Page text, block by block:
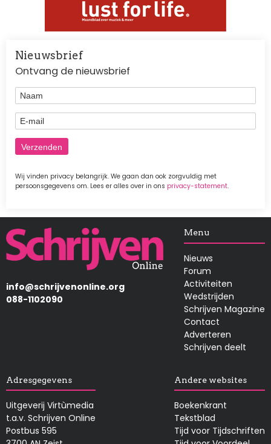
Nieuwsbrief
Ontvang de nieuwsbrief
Naam
E-mail
Wij vinden privacy belangrijk. We gaan dan ook zorgvuldig met
persoonsgegevens om. Lees er alles over in ons privacy-statement.
Afbeelding
info@schrijvenonline.org
088-1102090
Menu
Nieuws
Forum
Activiteiten
Wedstrijden
Schrijven Magazine
Contact
Adverteren
Schrijven deelt
Adresgegevens
Uitgeverij Virtùmedia
t.a.v. Schrijven Online
Postbus 595
Andere websites
Boekenkrant
Tekstblad
Tijd voor Tijdschriften